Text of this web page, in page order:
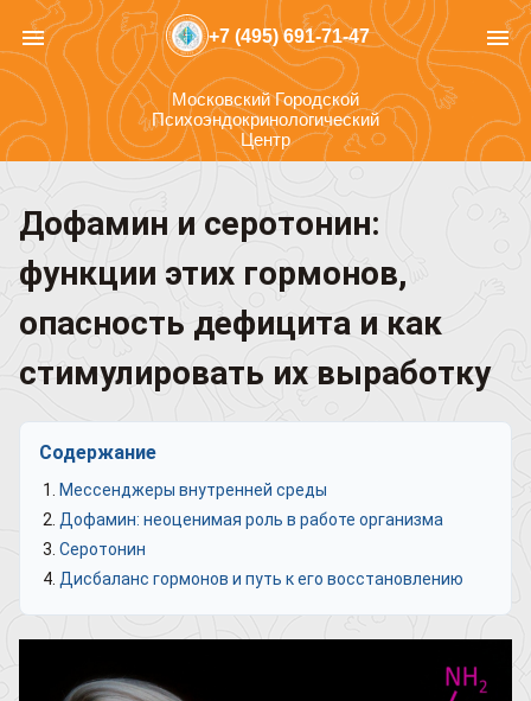
menu +7 (495) 691-71-47 menu
Московский Городской
Психоэндокринологический
Центр
Дофамин и серотонин:
функции этих гормонов,
опасность дефицита и как
стимулировать их выработку
Содержание
Мессенджеры внутренней среды
Дофамин: неоценимая роль в работе организма
Серотонин
Дисбаланс гормонов и путь к его восстановлению